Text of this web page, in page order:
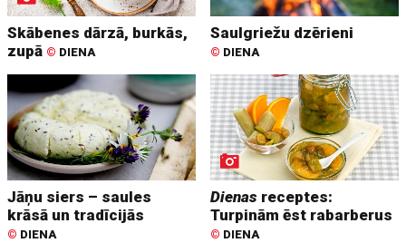
Skābenes dārzā, burkās,
zupā © DIENA
Saulgriežu dzērieni
© DIENA
Jāņu siers – saules
krāsā un tradīcijās
© DIENA
Dienas receptes:
Turpinām ēst rabarberus
© DIENA